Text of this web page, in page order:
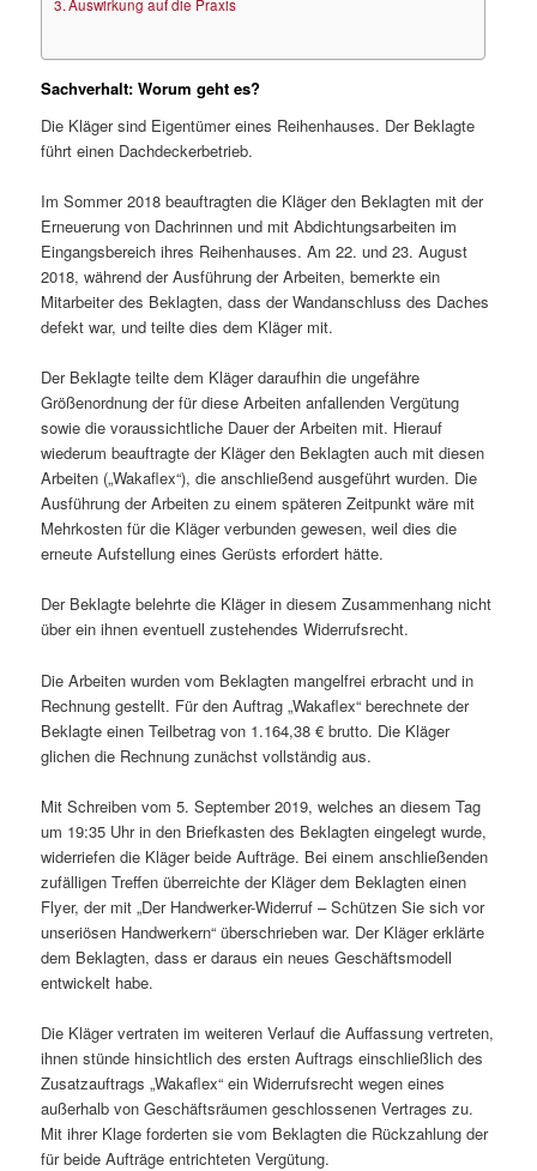
Auswirkung auf die Praxis
Sachverhalt: Worum geht es?
Die Kläger sind Eigentümer eines Reihenhauses. Der Beklagte
führt einen Dachdeckerbetrieb.
Im Sommer 2018 beauftragten die Kläger den Beklagten mit der
Erneuerung von Dachrinnen und mit Abdichtungsarbeiten im
Eingangsbereich ihres Reihenhauses. Am 22. und 23. August
2018, während der Ausführung der Arbeiten, bemerkte ein
Mitarbeiter des Beklagten, dass der Wandanschluss des Daches
defekt war, und teilte dies dem Kläger mit.
Der Beklagte teilte dem Kläger daraufhin die ungefähre
Größenordnung der für diese Arbeiten anfallenden Vergütung
sowie die voraussichtliche Dauer der Arbeiten mit. Hierauf
wiederum beauftragte der Kläger den Beklagten auch mit diesen
Arbeiten („Wakaflex“), die anschließend ausgeführt wurden. Die
Ausführung der Arbeiten zu einem späteren Zeitpunkt wäre mit
Mehrkosten für die Kläger verbunden gewesen, weil dies die
erneute Aufstellung eines Gerüsts erfordert hätte.
Der Beklagte belehrte die Kläger in diesem Zusammenhang nicht
über ein ihnen eventuell zustehendes Widerrufsrecht.
Die Arbeiten wurden vom Beklagten mangelfrei erbracht und in
Rechnung gestellt. Für den Auftrag „Wakaflex“ berechnete der
Beklagte einen Teilbetrag von 1.164,38 € brutto. Die Kläger
glichen die Rechnung zunächst vollständig aus.
Mit Schreiben vom 5. September 2019, welches an diesem Tag
um 19:35 Uhr in den Briefkasten des Beklagten eingelegt wurde,
widerriefen die Kläger beide Aufträge. Bei einem anschließenden
zufälligen Treffen überreichte der Kläger dem Beklagten einen
Flyer, der mit „Der Handwerker-Widerruf – Schützen Sie sich vor
unseriösen Handwerkern“ überschrieben war. Der Kläger erklärte
dem Beklagten, dass er daraus ein neues Geschäftsmodell
entwickelt habe.
Die Kläger vertraten im weiteren Verlauf die Auffassung vertreten,
ihnen stünde hinsichtlich des ersten Auftrags einschließlich des
Zusatzauftrags „Wakaflex“ ein Widerrufsrecht wegen eines
außerhalb von Geschäftsräumen geschlossenen Vertrages zu.
Mit ihrer Klage forderten sie vom Beklagten die Rückzahlung der
für beide Aufträge entrichteten Vergütung.